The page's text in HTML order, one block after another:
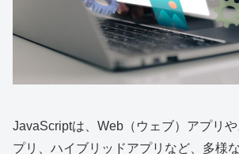
JavaScriptは、Web（ウェブ）アプリ
プリ、ハイブリッドアプリなど、多様